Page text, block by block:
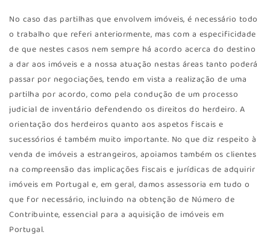
No caso das partilhas que envolvem imóveis, é necessário todo
o trabalho que referi anteriormente, mas com a especificidade
de que nestes casos nem sempre há acordo acerca do destino
a dar aos imóveis e a nossa atuação nestas áreas tanto poderá
passar por negociações, tendo em vista a realização de uma
partilha por acordo, como pela condução de um processo
judicial de inventário defendendo os direitos do herdeiro. A
orientação dos herdeiros quanto aos aspetos fiscais e
sucessórios é também muito importante. No que diz respeito à
venda de imóveis a estrangeiros, apoiamos também os clientes
na compreensão das implicações fiscais e jurídicas de adquirir
imóveis em Portugal e, em geral, damos assessoria em tudo o
que for necessário, incluindo na obtenção de Número de
Contribuinte, essencial para a aquisição de imóveis em
Portugal.